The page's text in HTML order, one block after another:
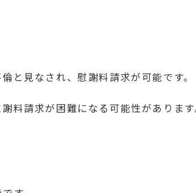
と見なされ、慰謝料請求が可能です。
料請求が困難になる可能性があります